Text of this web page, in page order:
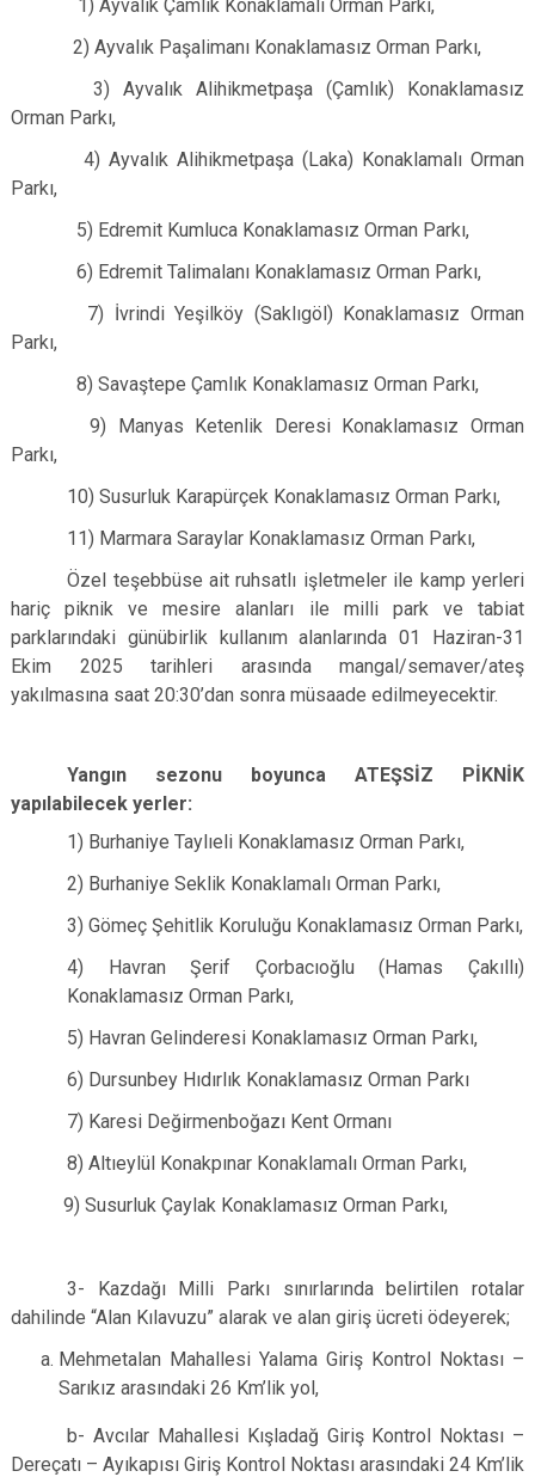
1) Ayvalık Çamlık Konaklamalı Orman Parkı,
2) Ayvalık Paşalimanı Konaklamasız Orman Parkı,
3) Ayvalık Alihikmetpaşa (Çamlık) Konaklamasız
Orman Parkı,
4) Ayvalık Alihikmetpaşa (Laka) Konaklamalı Orman
Parkı,
5) Edremit Kumluca Konaklamasız Orman Parkı,
6) Edremit Talimalanı Konaklamasız Orman Parkı,
7) İvrindi Yeşilköy (Saklıgöl) Konaklamasız Orman
Parkı,
8) Savaştepe Çamlık Konaklamasız Orman Parkı,
9) Manyas Ketenlik Deresi Konaklamasız Orman
Parkı,
10) Susurluk Karapürçek Konaklamasız Orman Parkı,
11) Marmara Saraylar Konaklamasız Orman Parkı,
Özel teşebbüse ait ruhsatlı işletmeler ile kamp yerleri
hariç piknik ve mesire alanları ile milli park ve tabiat
parklarındaki günübirlik kullanım alanlarında 01 Haziran-31
Ekim 2025 tarihleri arasında mangal/semaver/ateş
yakılmasına saat 20:30’dan sonra müsaade edilmeyecektir.
Yangın sezonu boyunca ATEŞSİZ PİKNİK
yapılabilecek yerler:
1) Burhaniye Taylıeli Konaklamasız Orman Parkı,
2) Burhaniye Seklik Konaklamalı Orman Parkı,
3) Gömeç Şehitlik Koruluğu Konaklamasız Orman Parkı,
4) Havran Şerif Çorbacıoğlu (Hamas Çakıllı)
Konaklamasız Orman Parkı,
5) Havran Gelinderesi Konaklamasız Orman Parkı,
6) Dursunbey Hıdırlık Konaklamasız Orman Parkı
7) Karesi Değirmenboğazı Kent Ormanı
8) Altıeylül Konakpınar Konaklamalı Orman Parkı,
9) Susurluk Çaylak Konaklamasız Orman Parkı,
3- Kazdağı Milli Parkı sınırlarında belirtilen rotalar
dahilinde “Alan Kılavuzu” alarak ve alan giriş ücreti ödeyerek;
Mehmetalan Mahallesi Yalama Giriş Kontrol Noktası –
Sarıkız arasındaki 26 Km’lik yol,
b- Avcılar Mahallesi Kışladağ Giriş Kontrol Noktası –
Dereçatı – Ayıkapısı Giriş Kontrol Noktası arasındaki 24 Km’lik